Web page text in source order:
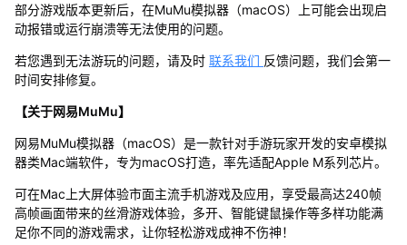
部分游戏版本更新后，在MuMu模拟器（macOS）上可能会出现启
动报错或运行崩溃等无法使用的问题。
若您遇到无法游玩的问题，请及时 联系我们 反馈问题，我们会第一
时间安排修复。
【关于网易MuMu】
网易MuMu模拟器（macOS）是一款针对手游玩家开发的安卓模拟
器类Mac端软件，专为macOS打造，率先适配Apple M系列芯片。
可在Mac上大屏体验市面主流手机游戏及应用，享受最高达240帧
高帧画面带来的丝滑游戏体验，多开、智能键鼠操作等多样功能满
足你不同的游戏需求，让你轻松游戏成神不伤神！